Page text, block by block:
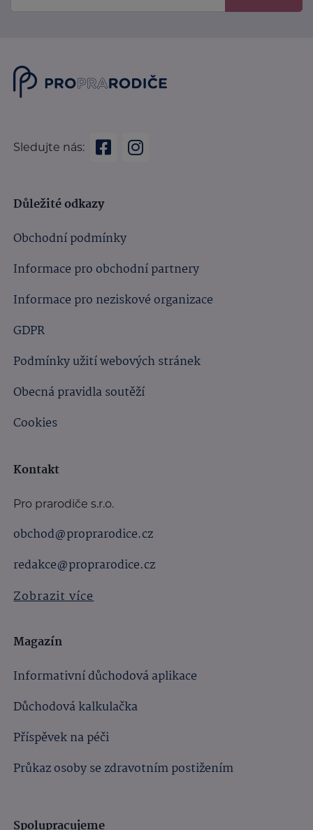
Sledujte nás:
Důležité odkazy
Obchodní podmínky
Informace pro obchodní partnery
Informace pro neziskové organizace
GDPR
Podmínky užití webových stránek
Obecná pravidla soutěží
Cookies
Kontakt
Pro prarodiče s.r.o.
obchod@proprarodice.cz
redakce@proprarodice.cz
Zobrazit více
Magazín
Informativní důchodová aplikace
Důchodová kalkulačka
Příspěvek na péči
Průkaz osoby se zdravotním postižením